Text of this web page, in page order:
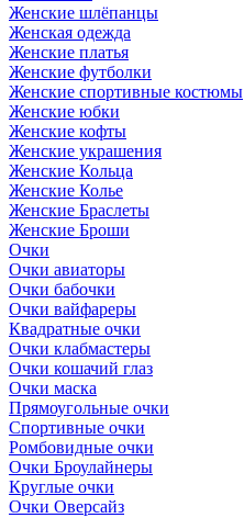
Женские шлёпанцы
Женская одежда
Женские платья
Женские футболки
Женские спортивные костюмы
Женские юбки
Женские кофты
Женские украшения
Женские Кольца
Женские Колье
Женские Браслеты
Женские Броши
Очки
Очки авиаторы
Очки бабочки
Очки вайфареры
Квадратные очки
Очки клабмастеры
Очки кошачий глаз
Очки маска
Прямоугольные очки
Спортивные очки
Ромбовидные очки
Очки Броулайнеры
Круглые очки
Очки Оверсайз